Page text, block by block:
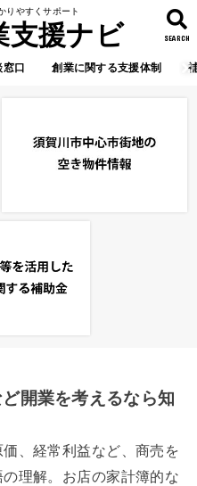
りやすくサポート
支援ナビ SEARCH
口 創業に関する支援体制
開業を考えるなら知
、経常利益など、商売を
理解。お店の家計簿的な